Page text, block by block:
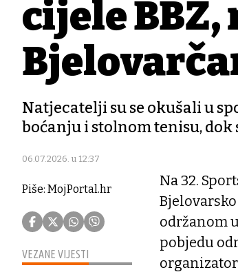
cijele
Natjecatelji su se okušali u
boćanju i stolnom tenisu,
06.07.2026. u 12:37
Piše: MojPortal.hr
VEZANE VIJESTI
Na 32.
održanom
pobjedu